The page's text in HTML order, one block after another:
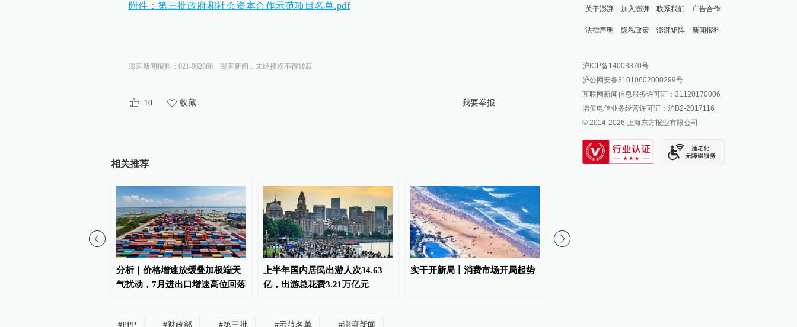
附件：第三批政府和社会资本合作示范项目名单.pdf
澎湃新闻报料：021-962866 澎湃新闻，未经授权不得转载
10 收藏 我要举报
相关推荐
分析｜价格增速放缓叠加极端天
气扰动，7月进出口增速高位回落
上半年国内居民出游人次34.63
亿，出游总花费3.21万亿元
实干开新局丨消费市场开局起势
#PPP #财政部 #第三批 #示范名单 #澎湃新闻
关于澎湃 加入澎湃 联系我们 广告合作
法律声明 隐私政策 澎湃矩阵
澎湃新闻公众号
澎湃新闻抖音号
派生万物开放平台
IP SHANGHAI
SIXTH TONE
新闻报料
报料邮箱: news@thepaper.cn
沪ICP备14003370号
沪公网安备31010602000299号
互联网新闻信息服务许可证：31120170006
增值电信业务经营许可证：沪B2-2017116
© 2014-2026 上海东方报业有限公司